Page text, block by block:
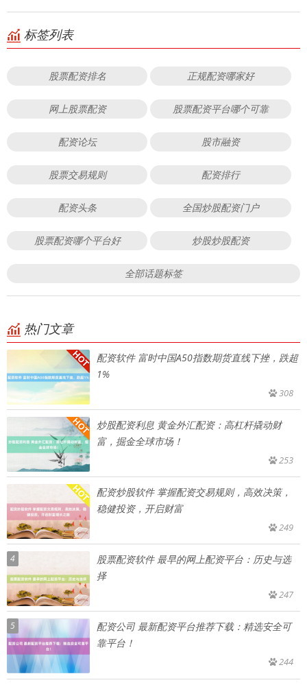
标签列表
股票配资排名 正规配资哪家好
网上股票配资 股票配资平台哪个可靠
配资论坛 股市融资
股票交易规则 配资排行
配资头条 全国炒股配资门户
股票配资哪个平台好 炒股炒股配资
全部话题标签
热门文章
配资软件 富时中国A50指数期货直线下挫，跌超
1%
308
炒股配资利息 黄金外汇配资：高杠杆撬动财
富，掘金全球市场！
253
配资炒股软件 掌握配资交易规则，高效决策，
稳健投资，开启财富
249
4
股票配资软件 最早的网上配资平台：历史与选
择
247
5
配资公司 最新配资平台推荐下载：精选安全可
靠平台！
244